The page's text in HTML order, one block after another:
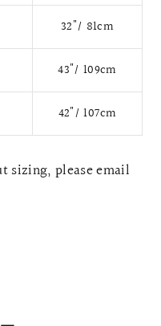
32"/ 81cm
43"/ 109cm
42"/ 107cm
sizing, please email